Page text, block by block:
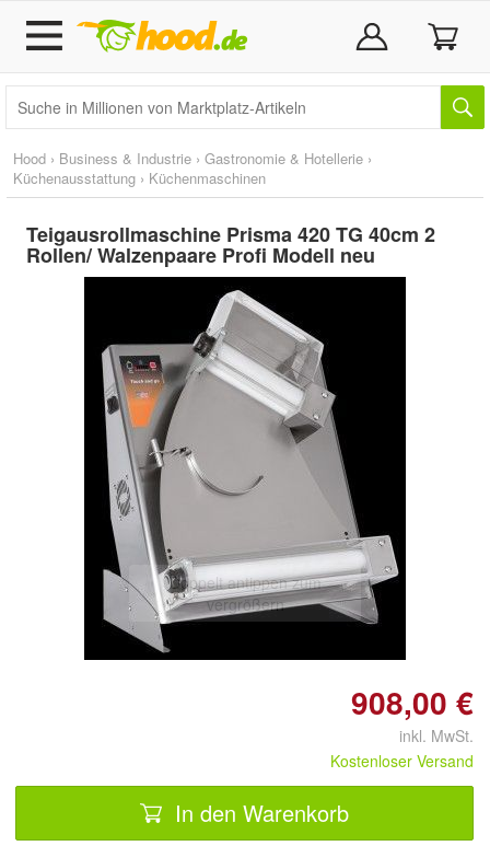
Hood › Business & Industrie › Gastronomie & Hotellerie ›
Küchenausstattung › Küchenmaschinen
Teigausrollmaschine Prisma 420 TG 40cm 2
Rollen/ Walzenpaare Profi Modell neu
Doppelt antippen zum
vergrößern
908,00 €
inkl. MwSt.
Kostenloser Versand
In den Warenkorb